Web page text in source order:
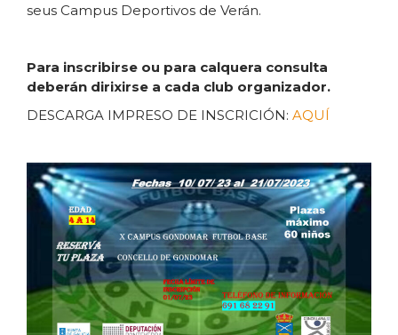
seus Campus Deportivos de Verán.
Para inscribirse ou para calquera consulta
deberán dirixirse a cada club organizador.
DESCARGA IMPRESO DE INSCRICIÓN: AQUÍ